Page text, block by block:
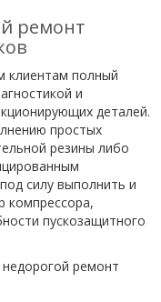
ремонт
клиентам полный
и
деталей.
простых
резины либо
силу выполнить и
компрессора,
пускозащитного
ремонт